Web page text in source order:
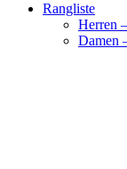
Rangliste
Herren
Damen